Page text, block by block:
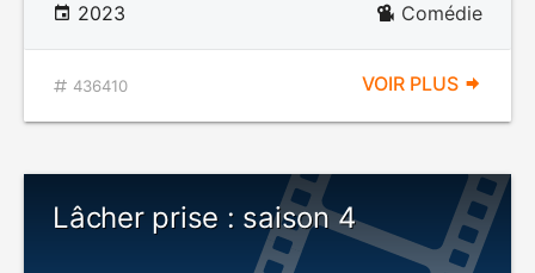
2023 Comédie
436410 VOIR PLUS
Lâcher prise : saison 4